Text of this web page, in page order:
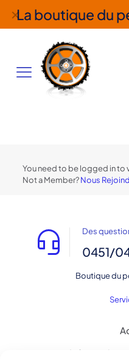
La boutique du
✕
You need to be logged in to
Not a Member?Nous
Des
0451/
Boutique du
Informations